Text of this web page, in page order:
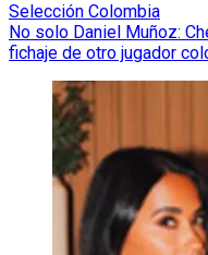
Selección Colombia
No solo Daniel Muñoz:
fichaje de otro jugador